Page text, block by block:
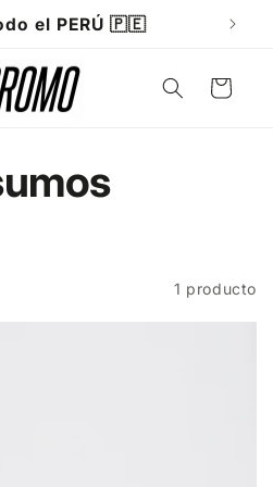
el PERÚ 🇵🇪
Carrito
1 producto